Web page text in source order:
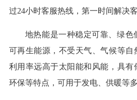
过24小时客服热线，第一时间解决客
地热能是一种稳定可靠、绿色
可再生能源，不受天气、气候等
利用率远高于太阳能和风能，具有
环保等特点，可用于发电、供暖等多